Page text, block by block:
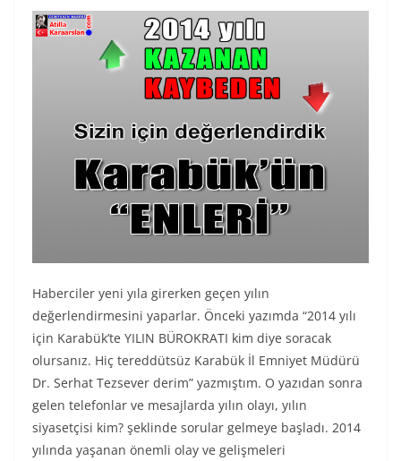
Haberciler yeni yıla girerken geçen yılın
değerlendirmesini yaparlar. Önceki yazımda “2014 yılı
için Karabük’te YILIN BÜROKRATI kim diye soracak
olursanız. Hiç tereddütsüz Karabük İl Emniyet Müdürü
Dr. Serhat Tezsever derim” yazmıştım. O yazıdan sonra
gelen telefonlar ve mesajlarda yılın olayı, yılın
siyasetçisi kim? şeklinde sorular gelmeye başladı. 2014
yılında yaşanan önemli olay ve gelişmeleri